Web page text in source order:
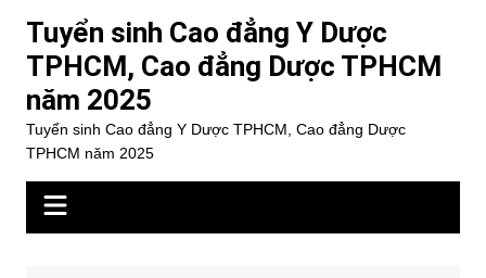
dung
Tuyển sinh Cao đẳng Y Dược
TPHCM, Cao đẳng Dược TPHCM
năm 2025
Tuyển sinh Cao đẳng Y Dược TPHCM, Cao đẳng Dược
TPHCM năm 2025